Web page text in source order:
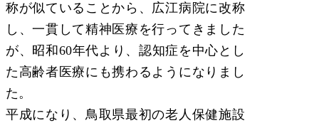
称が似ていることから、広江病院に改称
し、一貫して精神医療を行ってきました
が、昭和60年代より、認知症を中心とし
た高齢者医療にも携わるようになりまし
た。
平成になり、鳥取県最初の老人保健施設